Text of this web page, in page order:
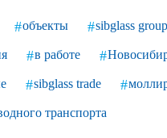
объекты sibglass group
в работе
sibglass trade
транспорта